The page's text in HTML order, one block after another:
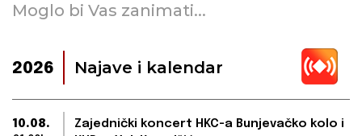
Moglo bi Vas zanimati...
2026 Najave i kalendar
10.08.
Zajednički koncert HKC-a Bunjevačko kolo i